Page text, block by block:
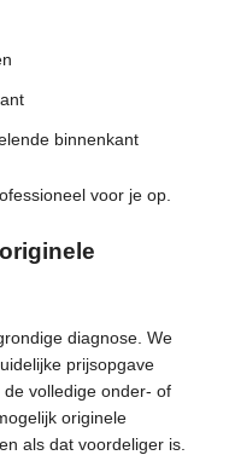
binnenkant
voor je op.
diagnose. We
prijsopgave
volledige onder- of
originele
als dat voordeliger is.